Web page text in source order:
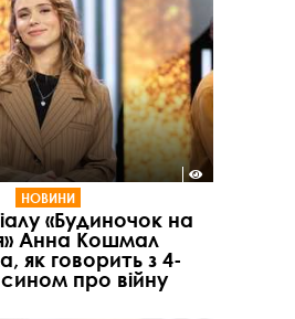
НОВИНИ
«Будиночок на
Анна Кошмал
як говорить з 4-
про війну